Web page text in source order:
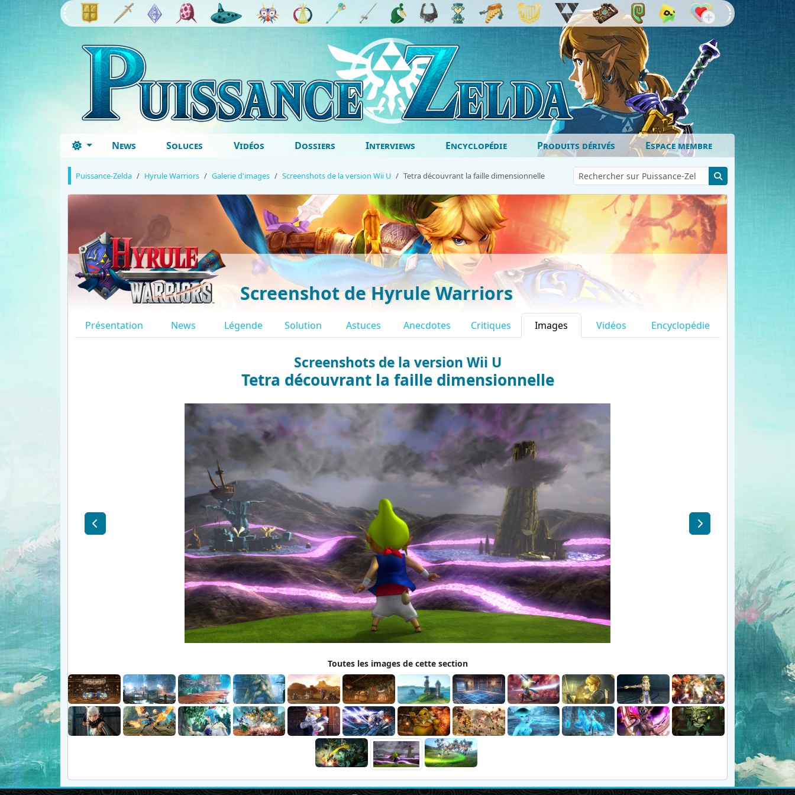
News Soluces Vidéos Dossiers Interviews Encyclopédie Produits dérivés Espace membre
Puissance-Zelda Hyrule Warriors Galerie d'images Screenshots de la version Wii U Tetra découvrant la faille dimensionnelle
Screenshot de Hyrule Warriors
Présentation News Légende Solution Astuces Anecdotes Critiques Images Vidéos Encyclopédie
Screenshots de la version Wii U
Tetra découvrant la faille dimensionnelle
Toutes les images de cette section